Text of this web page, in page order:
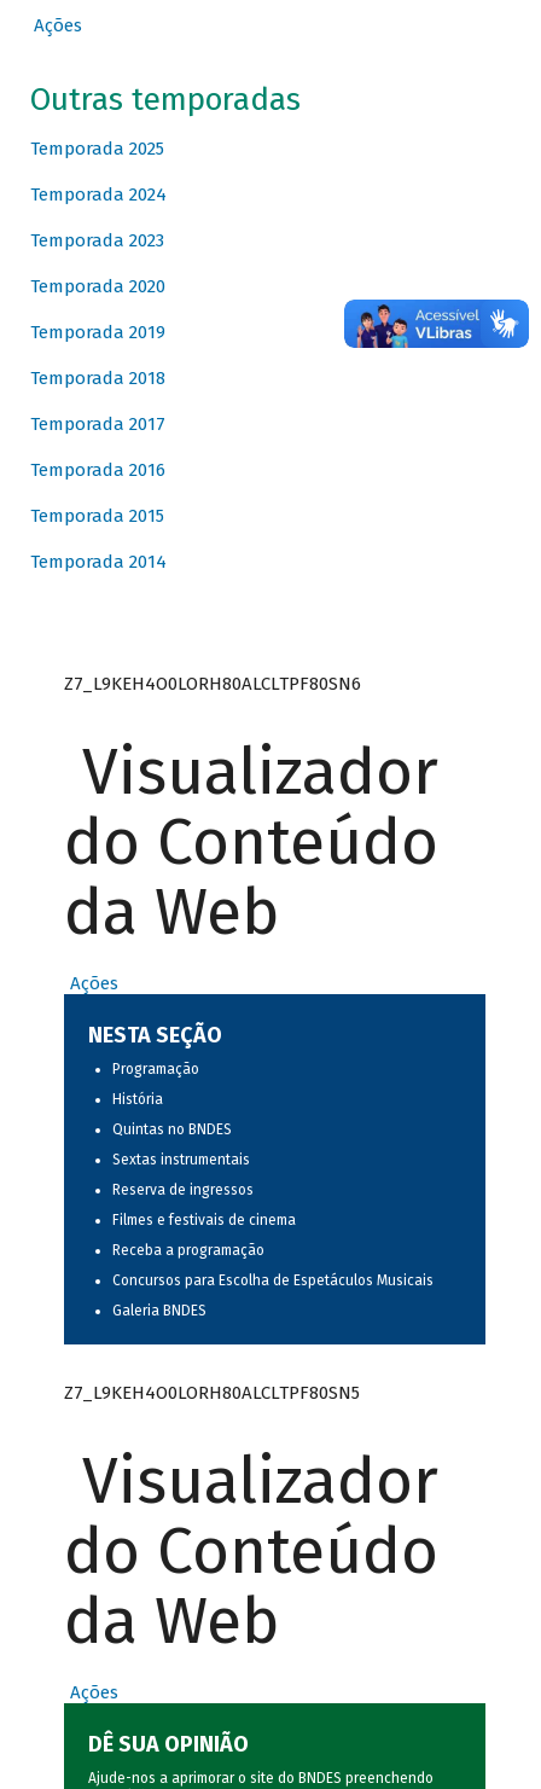
Ações
Outras temporadas
Temporada 2025
Temporada 2024
Temporada 2023
Temporada 2020
Temporada 2019
Temporada 2018
Temporada 2017
Temporada 2016
Temporada 2015
Temporada 2014
Z7_L9KEH4O0LORH80ALCLTPF80SN6
Visualizador
do Conteúdo
da Web
Ações
NESTA SEÇÃO
Programação
História
Quintas no BNDES
Sextas instrumentais
Reserva de ingressos
Filmes e festivais de cinema
Receba a programação
Concursos para Escolha de Espetáculos Musicais
Galeria BNDES
Z7_L9KEH4O0LORH80ALCLTPF80SN5
Visualizador
do Conteúdo
da Web
Ações
DÊ SUA OPINIÃO
Ajude-nos a aprimorar o site do BNDES preenchendo